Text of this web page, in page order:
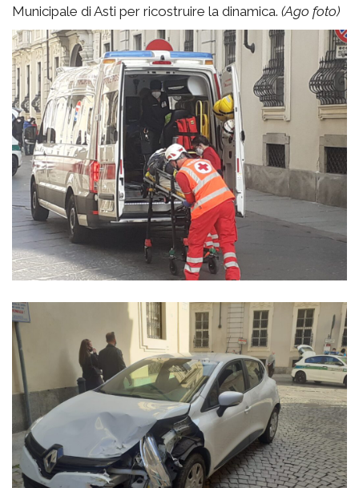
Municipale di Asti per ricostruire la dinamica. (Ago foto)